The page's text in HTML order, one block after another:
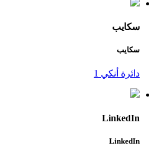
سكايب
سكايب
دائرة أنكي 1
LinkedIn
LinkedIn